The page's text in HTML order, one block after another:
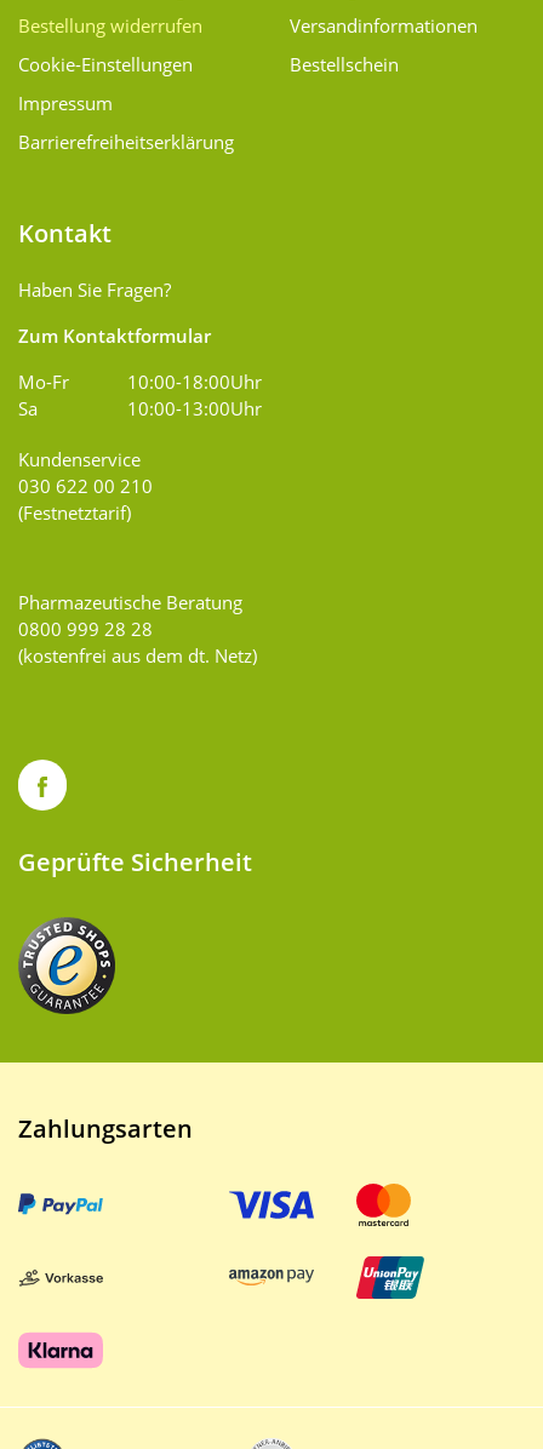
Bestellung widerrufen
Cookie-Einstellungen
Impressum
Barrierefreiheitserklärung
Versand­informationen
Bestellschein
Kontakt
Haben Sie Fragen?
Zum Kontaktformular
Mo-Fr
10:00-18:00Uhr
Sa
10:00-13:00Uhr
Kundenservice
030 622 00 210
(Festnetztarif)
Pharmazeutische Beratung
0800 999 28 28
(kostenfrei aus dem dt. Netz)
Geprüfte Sicherheit
Zahlungsarten